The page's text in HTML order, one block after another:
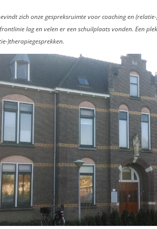
zich onze gespreksruimte voor coaching en
lag en velen er een schuilplaats vonden. Een
)therapiegesprekken.